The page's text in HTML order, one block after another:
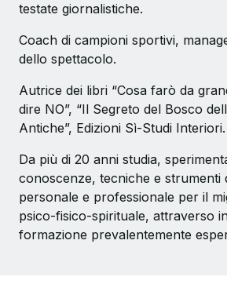
testate giornalistiche.
Coach di campioni sportivi,
dello spettacolo.
Autrice dei libri “Cosa farò da
dire NO”, “Il Segreto del Bosco
Antiche”, Edizioni Sì-Studi Interiori.
Da più di 20 anni studia,
conoscenze, tecniche e strumenti
personale e professionale per il
psico-fisico-spirituale, attraverso
formazione prevalentemente